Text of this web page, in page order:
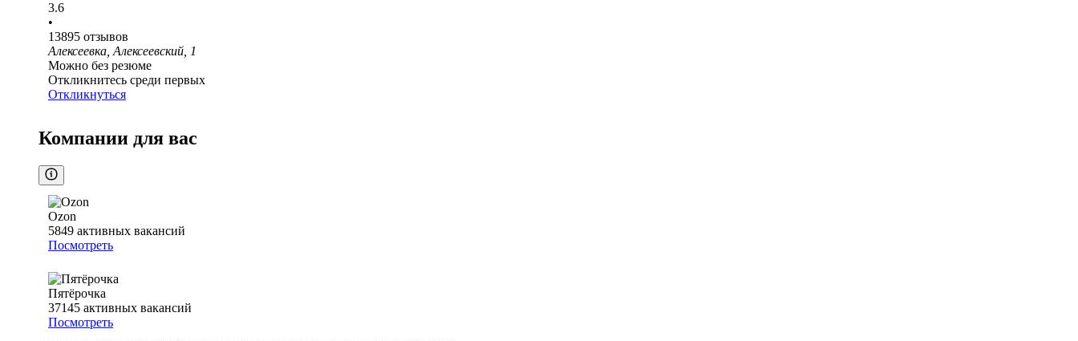
3.6
•
13895 отзывов
Алексеевка, Алексеевский, 1
Можно без резюме
Откликнитесь среди первых
Откликнуться
Компании для вас
Ozon
5849 активных вакансий
Посмотреть
Пятёрочка
37145 активных вакансий
Посмотреть